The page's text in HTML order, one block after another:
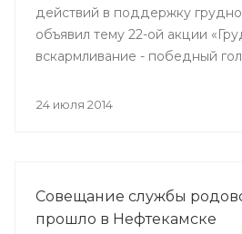
действий в поддержку
объявил тему 22-ой акции
вскармливание - победный
мира по футболу.
24 июля 2014
Совещание службы
прошло в Нефтекамске